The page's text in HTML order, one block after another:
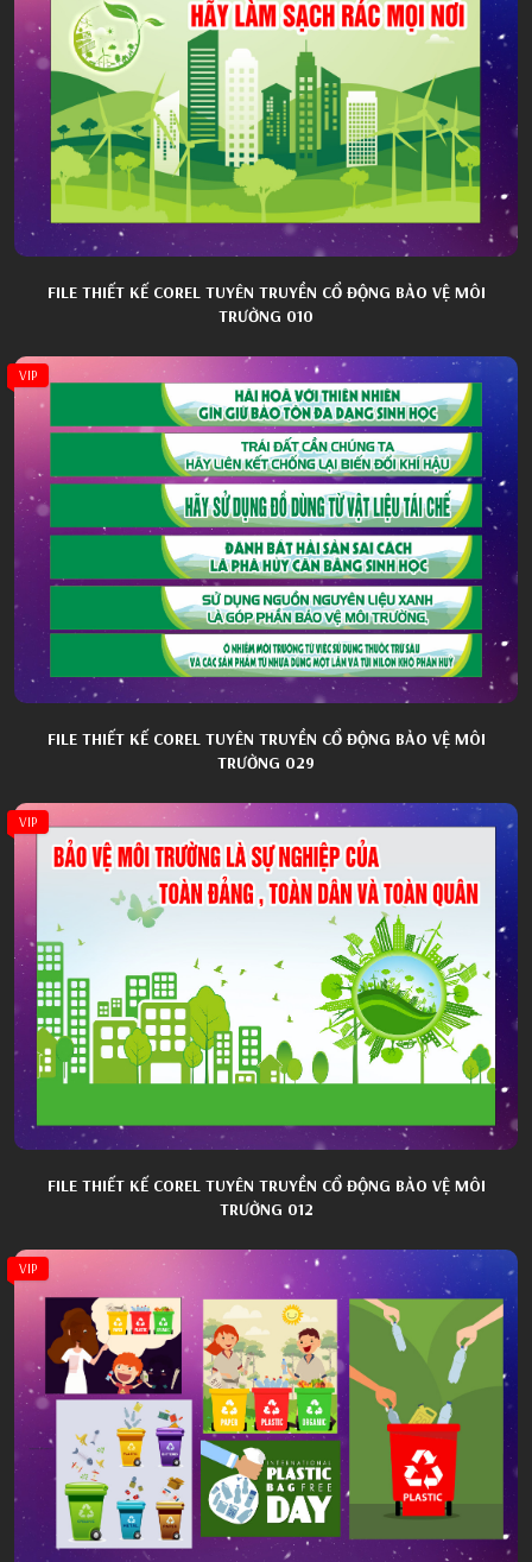
FILE THIẾT KẾ COREL TUYÊN TRUYỀN CỔ ĐỘNG BẢO VỆ MÔI
TRƯỜNG 010
VIP
FILE THIẾT KẾ COREL TUYÊN TRUYỀN CỔ ĐỘNG BẢO VỆ MÔI
TRƯỜNG 029
VIP
FILE THIẾT KẾ COREL TUYÊN TRUYỀN CỔ ĐỘNG BẢO VỆ MÔI
TRƯỜNG 012
VIP